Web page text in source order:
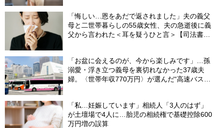
「悔しい…恩をあだで返されました」夫の義父
母と二世帯暮らしの55歳女性、夫の急逝後に義
父から言われた＜耳を疑うひと言＞【司法書士
「お盆に会えるのが、今から楽しみです」…孫
溺愛・浮き立つ義母を裏切れなかった37歳夫
婦。〈世帯年収770万円〉が選んだ“高速バス帰
「私…妊娠しています」相続人「3人のはず」
が土壇場で4人に…胎児の相続権で基礎控除600
万円増の誤算